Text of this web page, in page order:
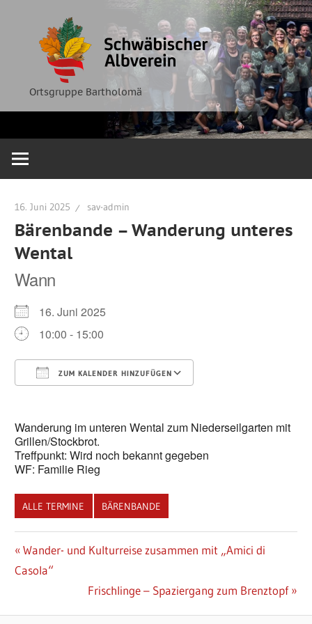
springen
Ortsgruppe Bartholomä
Albverein
Ortsgruppe
Bartholomä
16. Juni 2025 sav-admin
Bärenbande – Wanderung unteres
Wental
Wann
16. Juni 2025
10:00 - 15:00
ZUM KALENDER HINZUFÜGEN
Wanderung im unteren Wental zum Niederseilgarten mit
Grillen/Stockbrot.
Treffpunkt: Wird noch bekannt gegeben
WF: Familie Rieg
ALLE TERMINE BÄRENBANDE
Beitragsnavigation
Vorheriger
Beitrag:
Wander- und Kulturreise zusammen mit „Amici di
Casola“
Nächster
Frischlinge – Spaziergang zum Brenztopf